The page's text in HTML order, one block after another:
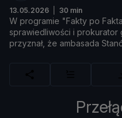
13.05.2026 30 min
W programie "Fakty po
sprawiedliwości i prokurator
przyznał, że ambasada